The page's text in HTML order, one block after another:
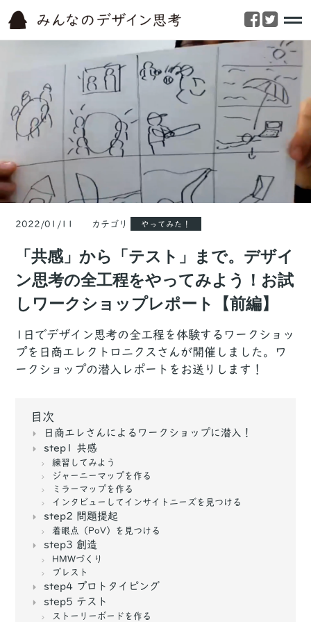
2022/01/11 カテゴリ やってみた！
「共感」から「テスト」まで。デザイ
ン思考の全工程をやってみよう！お試
しワークショップレポート【前編】
1日でデザイン思考の全工程を体験するワークショッ
プを日商エレクトロニクスさんが開催しました。ワ
ークショップの潜入レポートをお送りします！
目次
日商エレさんによるワークショップに潜入！
step1 共感
練習してみよう
ジャーニーマップを作る
ミラーマップを作る
インタビューしてインサイトニーズを見つける
step2 問題提起
着眼点（PoV）を見つける
step3 創造
HMWづくり
ブレスト
step4 プロトタイピング
step5 テスト
ストーリーボードを作る